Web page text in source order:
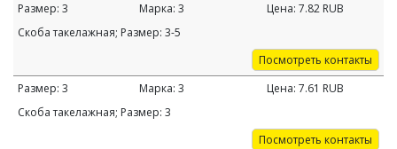
Размер: 3 Марка: 3 Цена: 7.82 RUB
Скоба такелажная; Размер: 3-5
Посмотреть контакты
Размер: 3 Марка: 3 Цена: 7.61 RUB
Скоба такелажная; Размер: 3
Посмотреть контакты